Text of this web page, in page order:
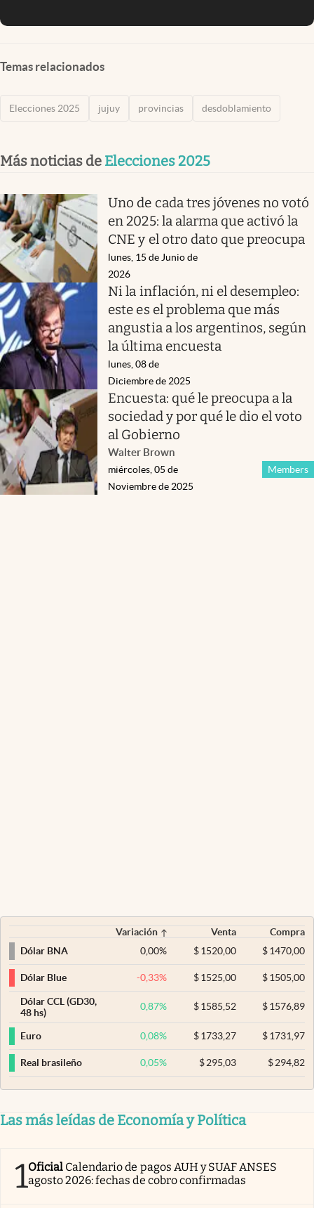
Temas relacionados
Elecciones 2025 jujuy provincias desdoblamiento
Más noticias de Elecciones 2025
Uno de cada tres jóvenes no votó
en 2025: la alarma que activó la
CNE y el otro dato que preocupa
lunes, 15 de Junio de
2026
Ni la inflación, ni el desempleo:
este es el problema que más
angustia a los argentinos, según
la última encuesta
lunes, 08 de
Diciembre de 2025
Encuesta: qué le preocupa a la
sociedad y por qué le dio el voto
al Gobierno
Walter Brown
Members
miércoles, 05 de
Noviembre de 2025
Variación Venta
Compra
Dólar BNA
0,00% $ 1520,00 $1470,00
Dólar Blue -0,33% $ 1525,00 $1505,00
Dólar CCL (GD30,
48 hs)
0,87% $ 1585,52 $1576,89
Euro 0,08% $ 1733,27 $1731,97
Real brasileño 0,05% $ 295,03 $294,82
Las más leídas de Economía y Política
1Oficial Calendario de pagos AUH y SUAF ANSES
agosto 2026: fechas de cobro confirmadas